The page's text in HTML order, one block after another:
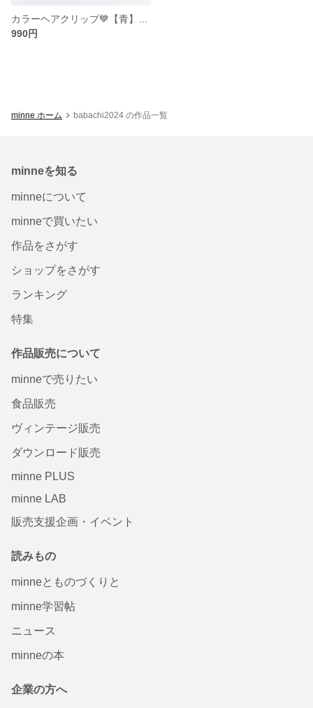
990円
minne ホーム babachi2024 の作品一覧
minneを知る
minneについて
minneで買いたい
作品をさがす
ショップをさがす
ランキング
特集
作品販売について
minneで売りたい
食品販売
ヴィンテージ販売
ダウンロード販売
minne PLUS
minne LAB
販売支援企画・イベント
読みもの
minneとものづくりと
minne学習帖
ニュース
minneの本
企業の方へ